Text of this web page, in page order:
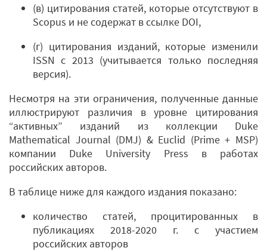
(в) цитирования статей, которые отсутствуют в
Scopus и не содержат в ссылке DOI,
(г) цитирования изданий, которые изменили
ISSN с 2013 (учитывается только последняя
версия).
Несмотря на эти ограничения, полученные данные
иллюстрируют различия в уровне цитирования
“активных” изданий из коллекции Duke
Mathematical Journal (DMJ) & Euclid (Prime + MSP)
компании Duke University Press в работах
российских авторов.
В таблице ниже для каждого издания показано:
количество статей, процитированных в
публикациях 2018-2020 г. с участием
российских авторов